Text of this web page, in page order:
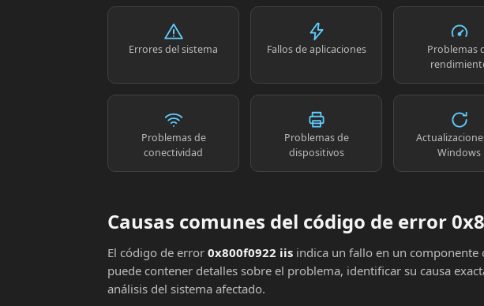
Errores del sistema Fallos de aplicaciones
Problemas
Problemas de
conectividad
Problemas de
dispositivos
Windows
Causas comunes del código de error
El código de error 0x800f0922 iis indica un fallo en un
puede contener detalles sobre el problema, identificar su causa
análisis del sistema afectado.